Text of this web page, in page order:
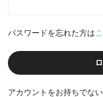
パスワードを忘れた方は
アカウントをお持ちでな